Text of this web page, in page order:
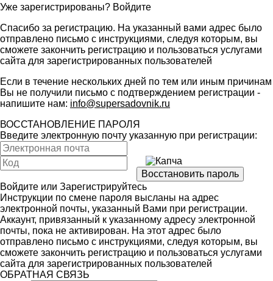
Уже зарегистрированы? Войдите
Спасибо за регистрацию. На указанный вами адрес было
отправлено письмо с инструкциями, следуя которым, вы
сможете закончить регистрацию и пользоваться услугами
сайта для зарегистрированных пользователей
Если в течение нескольких дней по тем или иным причинам
Вы не получили письмо с подтверждением регистрации -
напишите нам: info@supersadovnik.ru
ВОССТАНОВЛЕНИЕ ПАРОЛЯ
Введите электронную почту указанную при регистрации:
Войдите или Зарегистрируйтесь
Инструкции по смене пароля высланы на адрес
электронной почты, указанный Вами при регистрации.
Аккаунт, привязанный к указанному адресу электронной
почты, пока не активирован. На этот адрес было
отправлено письмо с инструкциями, следуя которым, вы
сможете закончить регистрацию и пользоваться услугами
сайта для зарегистрированных пользователей
ОБРАТНАЯ СВЯЗЬ